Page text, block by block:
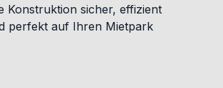
Konstruktion sicher, effizient
perfekt auf Ihren Mietpark